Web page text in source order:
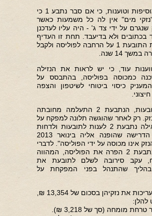
התובעות מוסיפות וטוענות, כי אם סבר נתבע 1 כי
מים" אין לה כל משמעות כאשר
שנגרם על ידי צד ג' - היה עליו לעדכנן
בכתובים ולא בדיעבד. תחת זו העדיף
להחתים את התובעת 1 על הרחבה לפוליסה ולקבל
14 שנה.
עוד, כי יש לראות את הנזילה
כמכוסה בפוליסה, בהתבסס על
1.י. המעניק כיסוי ביטוחי לשיטפון והצפה
לטענת התובעות, הנתבעת 2 התעלמה מחובתה
רק לאחר שהוגשה תלונה למפקח על
הביטוח הואילה נתבעת 2 לענות לתובעות ולדחות
את מכתב הדרישה שהופנה אליה בינואר 2013
אינו מכוסה על ידי הפוליסה". לדברי
התובעות, נתבעת 2 הפרה את הפוליסה, המהווה
עקב סירובה לשלם לתובעת את
בהליך שהתנהל בפני המפקחת על
התובעות מעריכות את נזקיהן בסכום של 13,354 ₪,
להלן:
מומחה (סך של 3,218 ₪).